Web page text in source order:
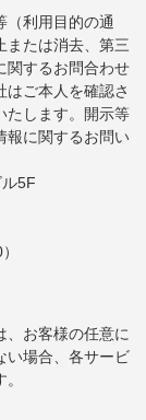
（利用目的の通
または消去、第三
関するお問合わせ
はご本人を確認さ
たします。開示等
報に関するお問い
5F
、お客様の任意に
い場合、各サービ